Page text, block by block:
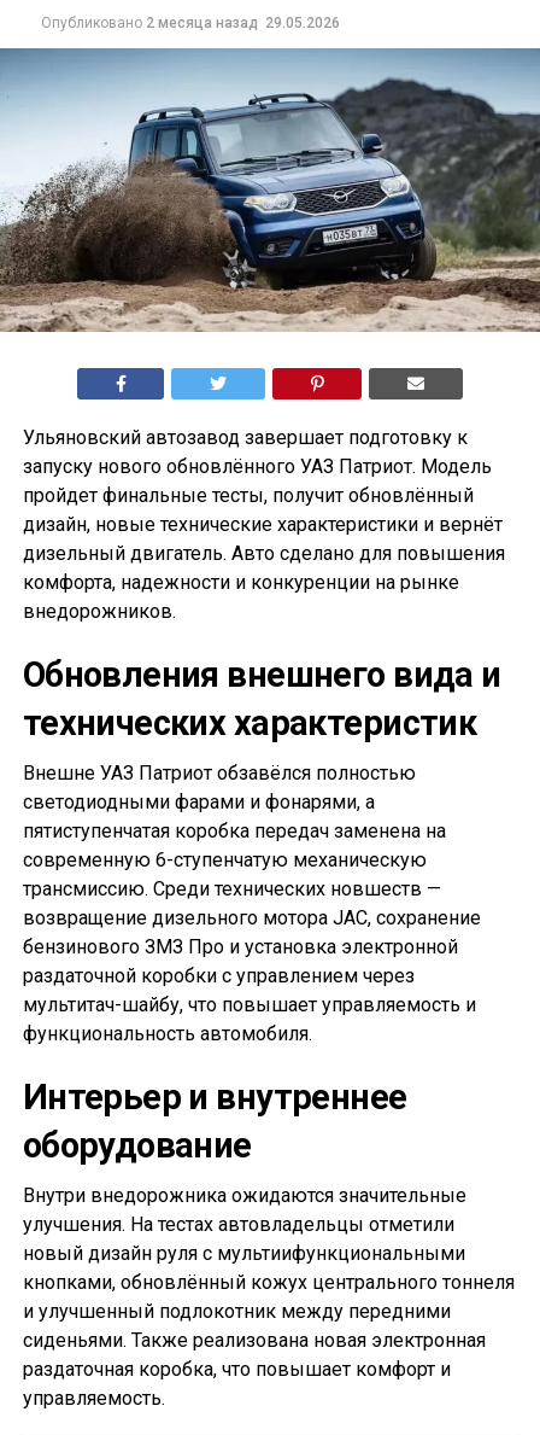
Опубликовано 2 месяца назад 29.05.2026
Ульяновский автозавод завершает подготовку к
запуску нового обновлённого УАЗ Патриот. Модель
пройдет финальные тесты, получит обновлённый
дизайн, новые технические характеристики и вернёт
дизельный двигатель. Авто сделано для повышения
комфорта, надежности и конкуренции на рынке
внедорожников.
Обновления внешнего вида и
технических характеристик
Внешне УАЗ Патриот обзавёлся полностью
светодиодными фарами и фонарями, а
пятиступенчатая коробка передач заменена на
современную 6-ступенчатую механическую
трансмиссию. Среди технических новшеств —
возвращение дизельного мотора JAC, сохранение
бензинового ЗМЗ Про и установка электронной
раздаточной коробки с управлением через
мультитач-шайбу, что повышает управляемость и
функциональность автомобиля.
Интерьер и внутреннее
оборудование
Внутри внедорожника ожидаются значительные
улучшения. На тестах автовладельцы отметили
новый дизайн руля с мультиифункциональными
кнопками, обновлённый кожух центрального тоннеля
и улучшенный подлокотник между передними
сиденьями. Также реализована новая электронная
раздаточная коробка, что повышает комфорт и
управляемость.